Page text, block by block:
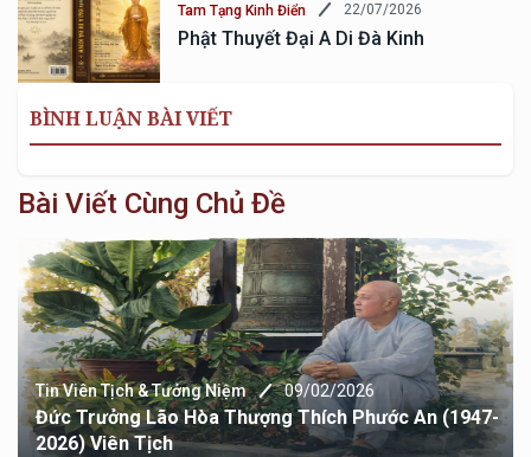
Tam Tạng Kinh Điển 22/07/2026
Phật Thuyết Đại A Di Đà Kinh
BÌNH LUẬN BÀI VIẾT
Bài Viết Cùng Chủ Đề
Tin Viên Tịch & Tưởng Niệm 10/12/2025
Điếu Thi Tưởng Niệm Cố TT Thích Quảng Châu